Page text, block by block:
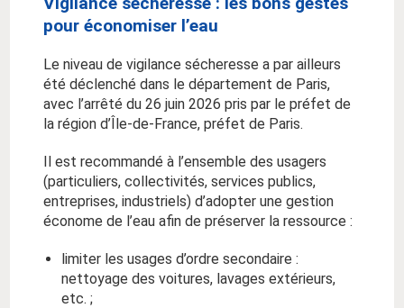
pour économiser l’eau
Le niveau de vigilance sécheresse a par ailleurs
été déclenché dans le département de Paris,
avec l’arrêté du 26 juin 2026 pris par le préfet de
la région d’Île-de-France, préfet de Paris.
Il est recommandé à l’ensemble des usagers
(particuliers, collectivités, services publics,
entreprises, industriels) d’adopter une gestion
économe de l’eau afin de préserver la ressource :
limiter les usages d’ordre secondaire :
nettoyage des voitures, lavages extérieurs,
etc. ;